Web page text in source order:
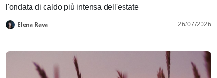
l'ondata di caldo più intensa dell'estate
Elena Rava 26/07/2026